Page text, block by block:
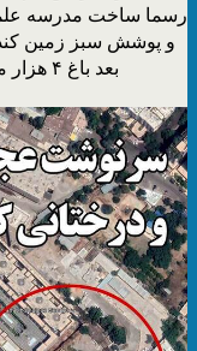
رسما ساخت مدرسه
و پوشش سبز زمین
بعد باغ ۴ هزار متری از زمین اصلی جدا شده‌است.